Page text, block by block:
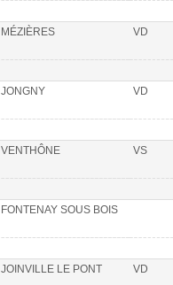
MÉZIÈRES VD
JONGNY VD
VENTHÔNE VS
FONTENAY SOUS BOIS
JOINVILLE LE PONT VD